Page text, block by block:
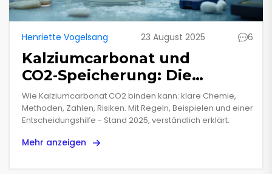
Henriette Vogelsang 23 August 2025 6
Kalziumcarbonat und
CO2‑Speicherung: Die
Wissenschaft dahinter
einfach erklärt
Wie Kalziumcarbonat CO2 binden kann: klare Chemie,
Methoden, Zahlen, Risiken. Mit Regeln, Beispielen und einer
Entscheidungshilfe - Stand 2025, verständlich erklärt.
Mehr anzeigen